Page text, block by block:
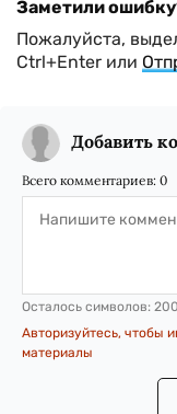
Заметили
Пожалуйста,
Ctrl+Enter или
Добавить
Всего комментариев: 0
Осталось символов:
Авторизуйтесь, чтобы
материалы